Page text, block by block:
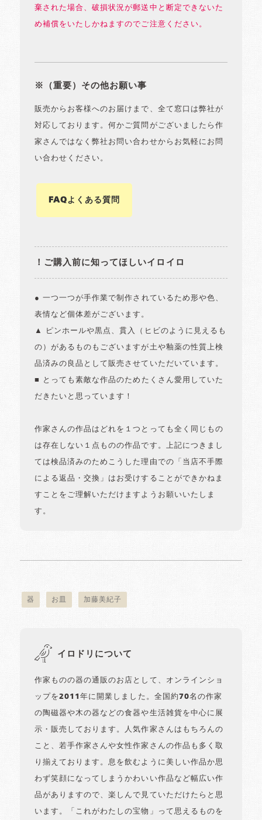
棄された場合、破損状況が郵送中と断定できないた
め補償をいたしかねますのでご注意ください。
※（重要）その他お願い事
販売からお客様へのお届けまで、全て窓口は弊社が
対応しております。何かご質問がございましたら作
家さんではなく弊社お問い合わせからお気軽にお問
い合わせください。
FAQよくある質問
！ご購入前に知ってほしいイロイロ
● 一つ一つが手作業で制作されているため形や色、
表情など個体差がございます。
▲ ピンホールや黒点、貫入（ヒビのように見えるも
の）があるものもございますが土や釉薬の性質上検
品済みの良品として販売させていただいています。
■ とっても素敵な作品のためたくさん愛用していた
だきたいと思っています！
作家さんの作品はどれを１つとっても全く同じもの
は存在しない１点ものの作品です。上記につきまし
ては検品済みのためこうした理由での「当店不手際
による返品・交換」はお受けすることができかねま
すことをご理解いただけますようお願いいたしま
す。
器 お皿 加藤美紀子
イロドリについて
作家ものの器の通販のお店として、オンラインショ
ップを2011年に開業しました。全国約70名の作家
の陶磁器や木の器などの食器や生活雑貨を中心に展
示・販売しております。人気作家さんはもちろんの
こと、若手作家さんや女性作家さんの作品も多く取
り揃えております。息を飲むように美しい作品か思
わず笑顔になってしまうかわいい作品など幅広い作
品がありますので、楽しんで見ていただけたらと思
います。「これがわたしの宝物」って思えるものを